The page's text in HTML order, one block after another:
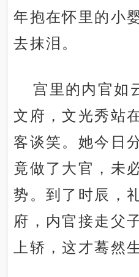
年抱在怀里的小
去抹泪。
宫里的内官如
文府，文光秀站
客谈笑。她今日
竟做了大官，未
势。到了时辰，
府，内官接走父
上轿，这才蓦然